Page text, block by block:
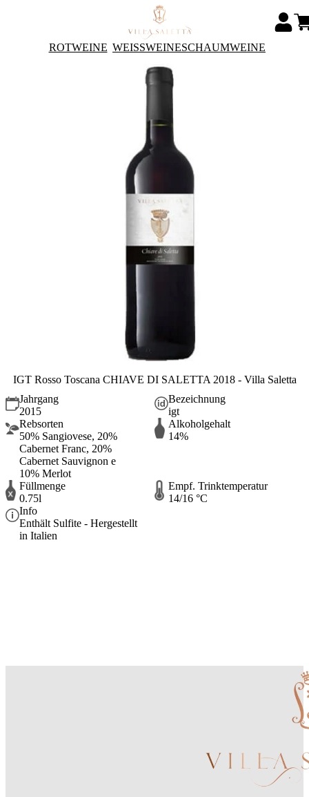
ROTWEINE WEISSWEINESCHAUMWEINE
IGT Rosso Toscana CHIAVE DI SALETTA 2018 - Villa Saletta
Jahrgang
2015
Bezeichnung
igt
Rebsorten
50% Sangiovese, 20%
Cabernet Franc, 20%
Cabernet Sauvignon e
10% Merlot
Alkoholgehalt
14%
Füllmenge
0.75l
Empf. Trinktemperatur
14/16 °C
Info
Enthält Sulfite - Hergestellt
in Italien